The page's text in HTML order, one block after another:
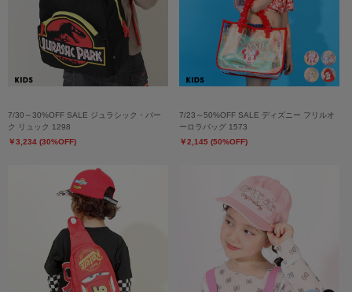
7/30～30%OFF SALE ジュラシック・パー
ク リュック 1298
￥3,234 (30%OFF)
7/23～50%OFF SALE ディズニー フリルオ
ーロラバッグ 1573
￥2,145 (50%OFF)